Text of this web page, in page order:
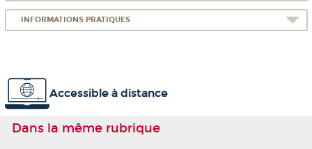
INFORMATIONS PRATIQUES
Accessible à distance
Dans la même rubrique